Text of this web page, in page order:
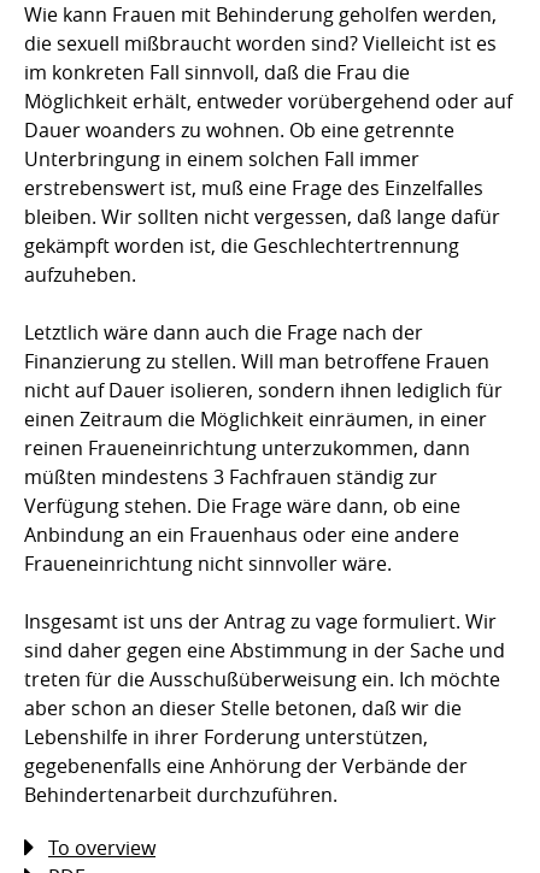
Wie kann Frauen mit Behinderung geholfen werden,
die sexuell mißbraucht worden sind? Vielleicht ist es
im konkreten Fall sinnvoll, daß die Frau die
Möglichkeit erhält, entweder vorübergehend oder auf
Dauer woanders zu wohnen. Ob eine getrennte
Unterbringung in einem solchen Fall immer
erstrebenswert ist, muß eine Frage des Einzelfalles
bleiben. Wir sollten nicht vergessen, daß lange dafür
gekämpft worden ist, die Geschlechtertrennung
aufzuheben.
Letztlich wäre dann auch die Frage nach der
Finanzierung zu stellen. Will man betroffene Frauen
nicht auf Dauer isolieren, sondern ihnen lediglich für
einen Zeitraum die Möglichkeit einräumen, in einer
reinen Fraueneinrichtung unterzukommen, dann
müßten mindestens 3 Fachfrauen ständig zur
Verfügung stehen. Die Frage wäre dann, ob eine
Anbindung an ein Frauenhaus oder eine andere
Fraueneinrichtung nicht sinnvoller wäre.
Insgesamt ist uns der Antrag zu vage formuliert. Wir
sind daher gegen eine Abstimmung in der Sache und
treten für die Ausschußüberweisung ein. Ich möchte
aber schon an dieser Stelle betonen, daß wir die
Lebenshilfe in ihrer Forderung unterstützen,
gegebenenfalls eine Anhörung der Verbände der
Behindertenarbeit durchzuführen.
To overview